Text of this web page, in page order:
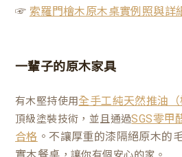
☞ 索羅門檜木原木桌實例照與詳
一輩子的原木家具
有木堅持使用全手工純天然推油（
頂級塗裝技術，並且通過SGS零甲
合格 。不讓厚重的漆隔絕原木的
，讓你有個安心的家。